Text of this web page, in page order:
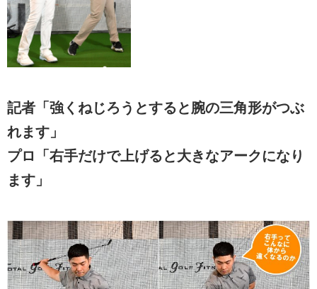
記者「強くねじろうとすると腕の三角形がつぶ
れます」
プロ「右手だけで上げると大きなアークになり
ます」